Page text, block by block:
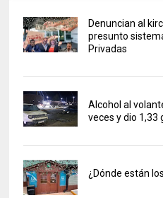
Denuncian al
presunto
Privadas
Alcohol al
veces y dio 1,33
¿Dónde están